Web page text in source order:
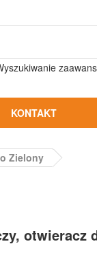
KONTAKT
Zielony
otwieracz